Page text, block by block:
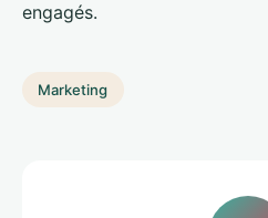
engagés.
Marketing